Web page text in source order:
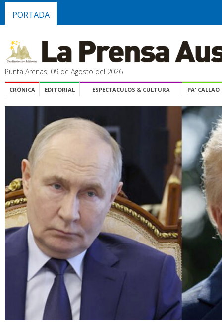
PORTADA
Punta Arenas, 09 de Agosto del 2026
CRÓNICA EDITORIAL ESPECTACULOS & CULTURA PA' CALLAO